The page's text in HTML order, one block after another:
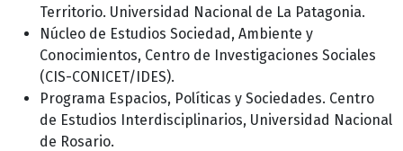
Territorio. Universidad Nacional de La Patagonia.
Núcleo de Estudios Sociedad, Ambiente y
Conocimientos, Centro de Investigaciones Sociales
(CIS-CONICET/IDES).
Programa Espacios, Políticas y Sociedades. Centro
de Estudios Interdisciplinarios, Universidad Nacional
de Rosario.